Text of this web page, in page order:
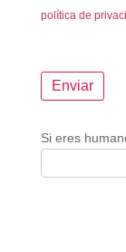
política de
Si eres